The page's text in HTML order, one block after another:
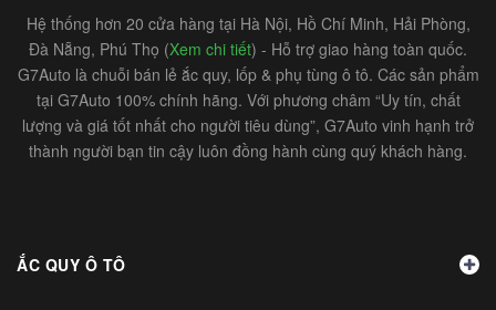
Hệ thống hơn 20 cửa hàng tại Hà Nội, Hồ Chí Minh, Hải Phòng,
Đà Nẵng, Phú Thọ (Xem chi tiết) - Hỗ trợ giao hàng toàn quốc.
G7Auto là chuỗi bán lẻ ắc quy, lốp & phụ tùng ô tô. Các sản phẩm
tại G7Auto 100% chính hãng. Với phương châm “Uy tín, chất
lượng và giá tốt nhất cho người tiêu dùng”, G7Auto vinh hạnh trở
thành người bạn tin cậy luôn đồng hành cùng quý khách hàng.
ẮC QUY Ô TÔ